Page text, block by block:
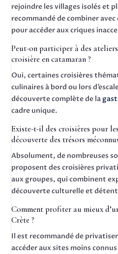
rejoindre les villages isolés et
recommandé de combiner
pour accéder aux criques
Peut-on participer à des
croisière en catamaran ?
Oui, certaines croisières
culinaires à bord ou lors
découverte complète de la
cadre unique.
Existe-t-il des croisières pour
découverte des trésors
Absolument, de nombreuses
proposent des croisières
aux groupes, qui combinent
découverte culturelle et
Comment profiter au mieux
Crète ?
Il est recommandé de
accéder aux sites moins